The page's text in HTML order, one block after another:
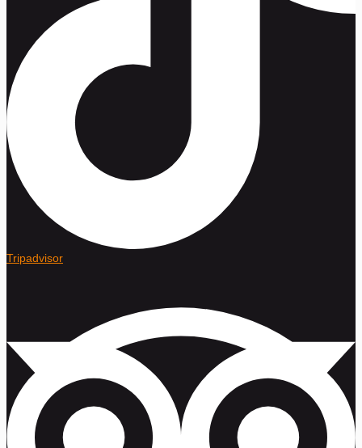
Tripadvisor